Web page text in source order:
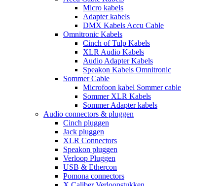
Micro kabels
Adapter kabels
DMX Kabels Accu Cable
Omnitronic Kabels
Cinch of Tulp Kabels
XLR Audio Kabels
Audio Adapter Kabels
Speakon Kabels Omnitronic
Sommer Cable
Microfoon kabel Sommer cable
Sommer XLR Kabels
Sommer Adapter kabels
Audio connectors & pluggen
Cinch pluggen
Jack pluggen
XLR Connectors
Speakon pluggen
Verloop Pluggen
USB & Ethercon
Pomona connectors